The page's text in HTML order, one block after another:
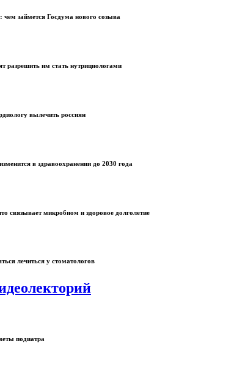
чем займется Госдума нового созыва
разрешить им стать нутрициологами
вылечить россиян
в здравоохранении до 2030 года
связывает микробиом и здоровое долголетие
лечиться у стоматологов
подиатра